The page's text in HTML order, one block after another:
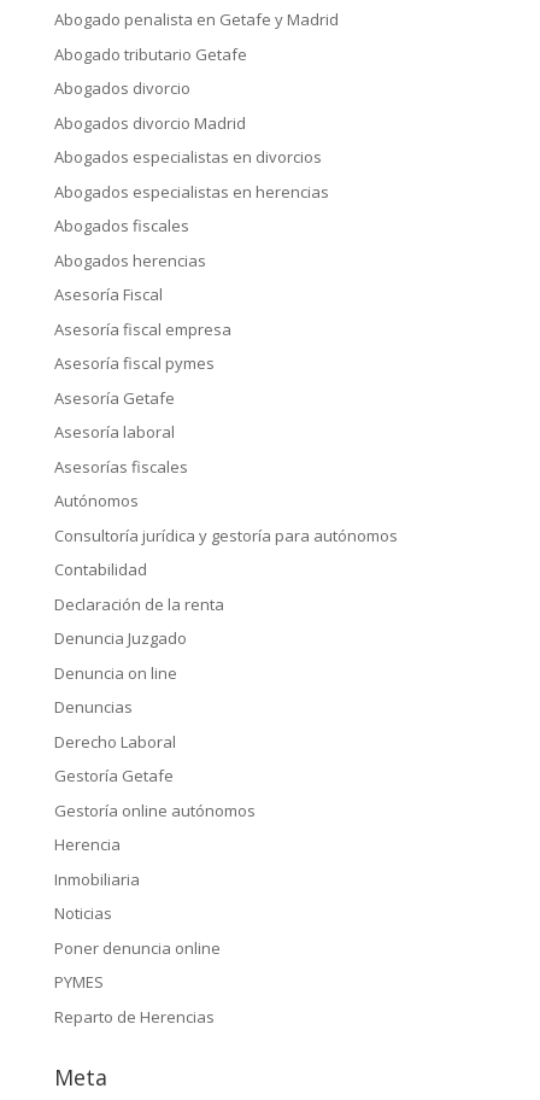
Abogado penalista en Getafe y Madrid
Abogado tributario Getafe
Abogados divorcio
Abogados divorcio Madrid
Abogados especialistas en divorcios
Abogados especialistas en herencias
Abogados fiscales
Abogados herencias
Asesoría Fiscal
Asesoría fiscal empresa
Asesoría fiscal pymes
Asesoría Getafe
Asesoría laboral
Asesorías fiscales
Autónomos
Consultoría jurídica y gestoría para autónomos
Contabilidad
Declaración de la renta
Denuncia Juzgado
Denuncia on line
Denuncias
Derecho Laboral
Gestoría Getafe
Gestoría online autónomos
Herencia
Inmobiliaria
Noticias
Poner denuncia online
PYMES
Reparto de Herencias
Meta